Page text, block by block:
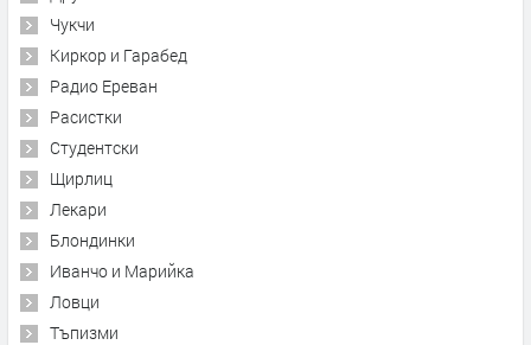
Чукчи
Киркор и Гарабед
Радио Ереван
Расистки
Студентски
Щирлиц
Лекари
Блондинки
Иванчо и Марийка
Ловци
Тъпизми